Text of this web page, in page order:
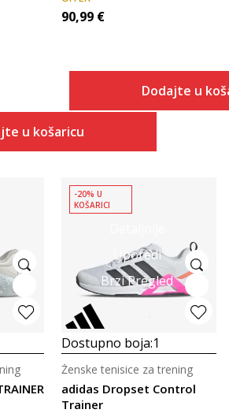
u košaricu
90,99 €
Dodajte u
Uporedi
Brzi Pregled
-20% U
KOŠARICI
Dostupno boja:1
adidas Dropset Control
Trainer
Ženske tenisice za trening